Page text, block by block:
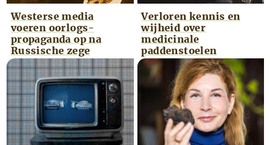
Westerse media
voeren oorlogs­
propaganda op na
Russische zege
Verloren kennis en
wijheid over
medicinale
paddenstoelen